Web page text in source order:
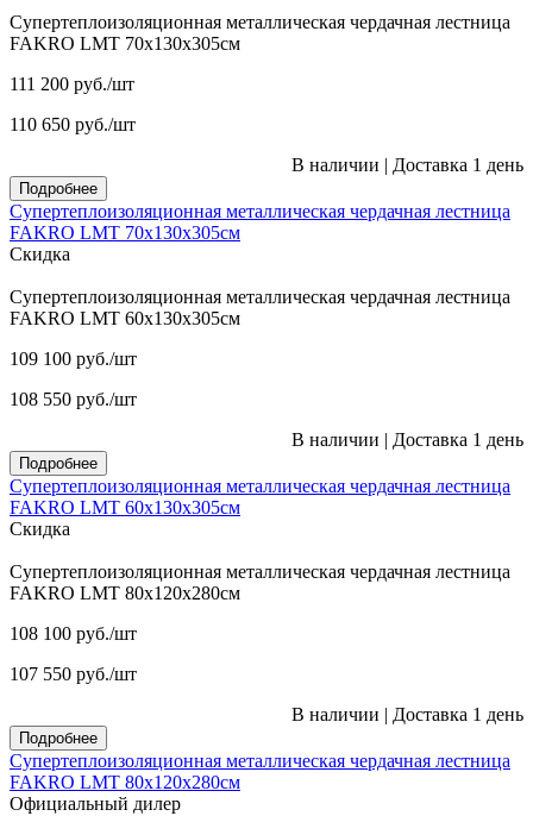
Супертеплоизоляционная металлическая чердачная лестница
FAKRO LMT 70х130х305см
111 200 руб./шт
110 650 руб./шт
В наличии | Доставка 1 день
Подробнее
Супертеплоизоляционная металлическая чердачная лестница
FAKRO LMT 70х130х305см
Скидка
Супертеплоизоляционная металлическая чердачная лестница
FAKRO LMT 60х130х305см
109 100 руб./шт
108 550 руб./шт
В наличии | Доставка 1 день
Подробнее
Супертеплоизоляционная металлическая чердачная лестница
FAKRO LMT 60х130х305см
Скидка
Супертеплоизоляционная металлическая чердачная лестница
FAKRO LMT 80х120х280см
108 100 руб./шт
107 550 руб./шт
В наличии | Доставка 1 день
Подробнее
Супертеплоизоляционная металлическая чердачная лестница
FAKRO LMT 80х120х280см
Официальный дилер